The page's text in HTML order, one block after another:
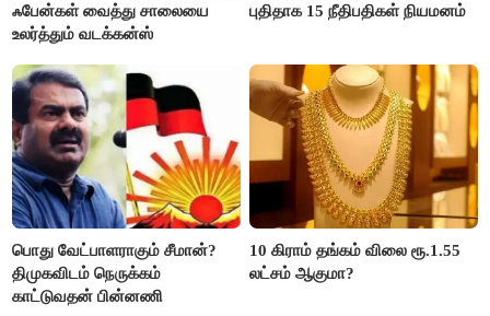
ஃபேன்கள் வைத்து சாலையை
உலர்த்தும் வடக்கன்ஸ்
புதிதாக 15 நீதிபதிகள் நியமனம்
பொது வேட்பாளராகும் சீமான்?
திமுகவிடம் நெருக்கம்
காட்டுவதன் பின்னணி
10 கிராம் தங்கம் விலை ரூ.1.55
லட்சம் ஆகுமா?